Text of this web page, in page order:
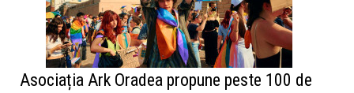
Asociația Ark Oradea propune peste 100 de